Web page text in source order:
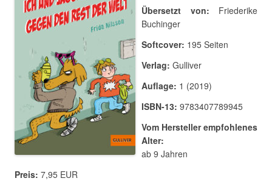
Übersetzt von: Friederike
Buchinger
Softcover: 195 Seiten
Verlag: Gulliver
Auflage: 1 (2019)
ISBN-13: 9783407789945
Vom Hersteller empfohlenes
Alter:
ab 9 Jahren
Preis: 7,95 EUR